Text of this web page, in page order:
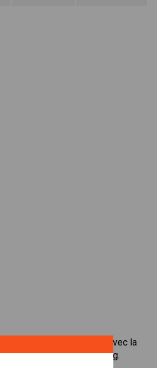
actions internationales avec la
CFD de Ainvesting.